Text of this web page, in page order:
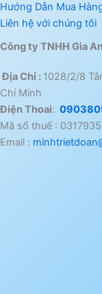
Hướng Dẫn Mua
Liên hệ với chúng tôi
Công ty TNHH Gia
Địa Chỉ : 1028/2/8
Chí Minh
Điện Thoai:
Mã số thuế :
Email :